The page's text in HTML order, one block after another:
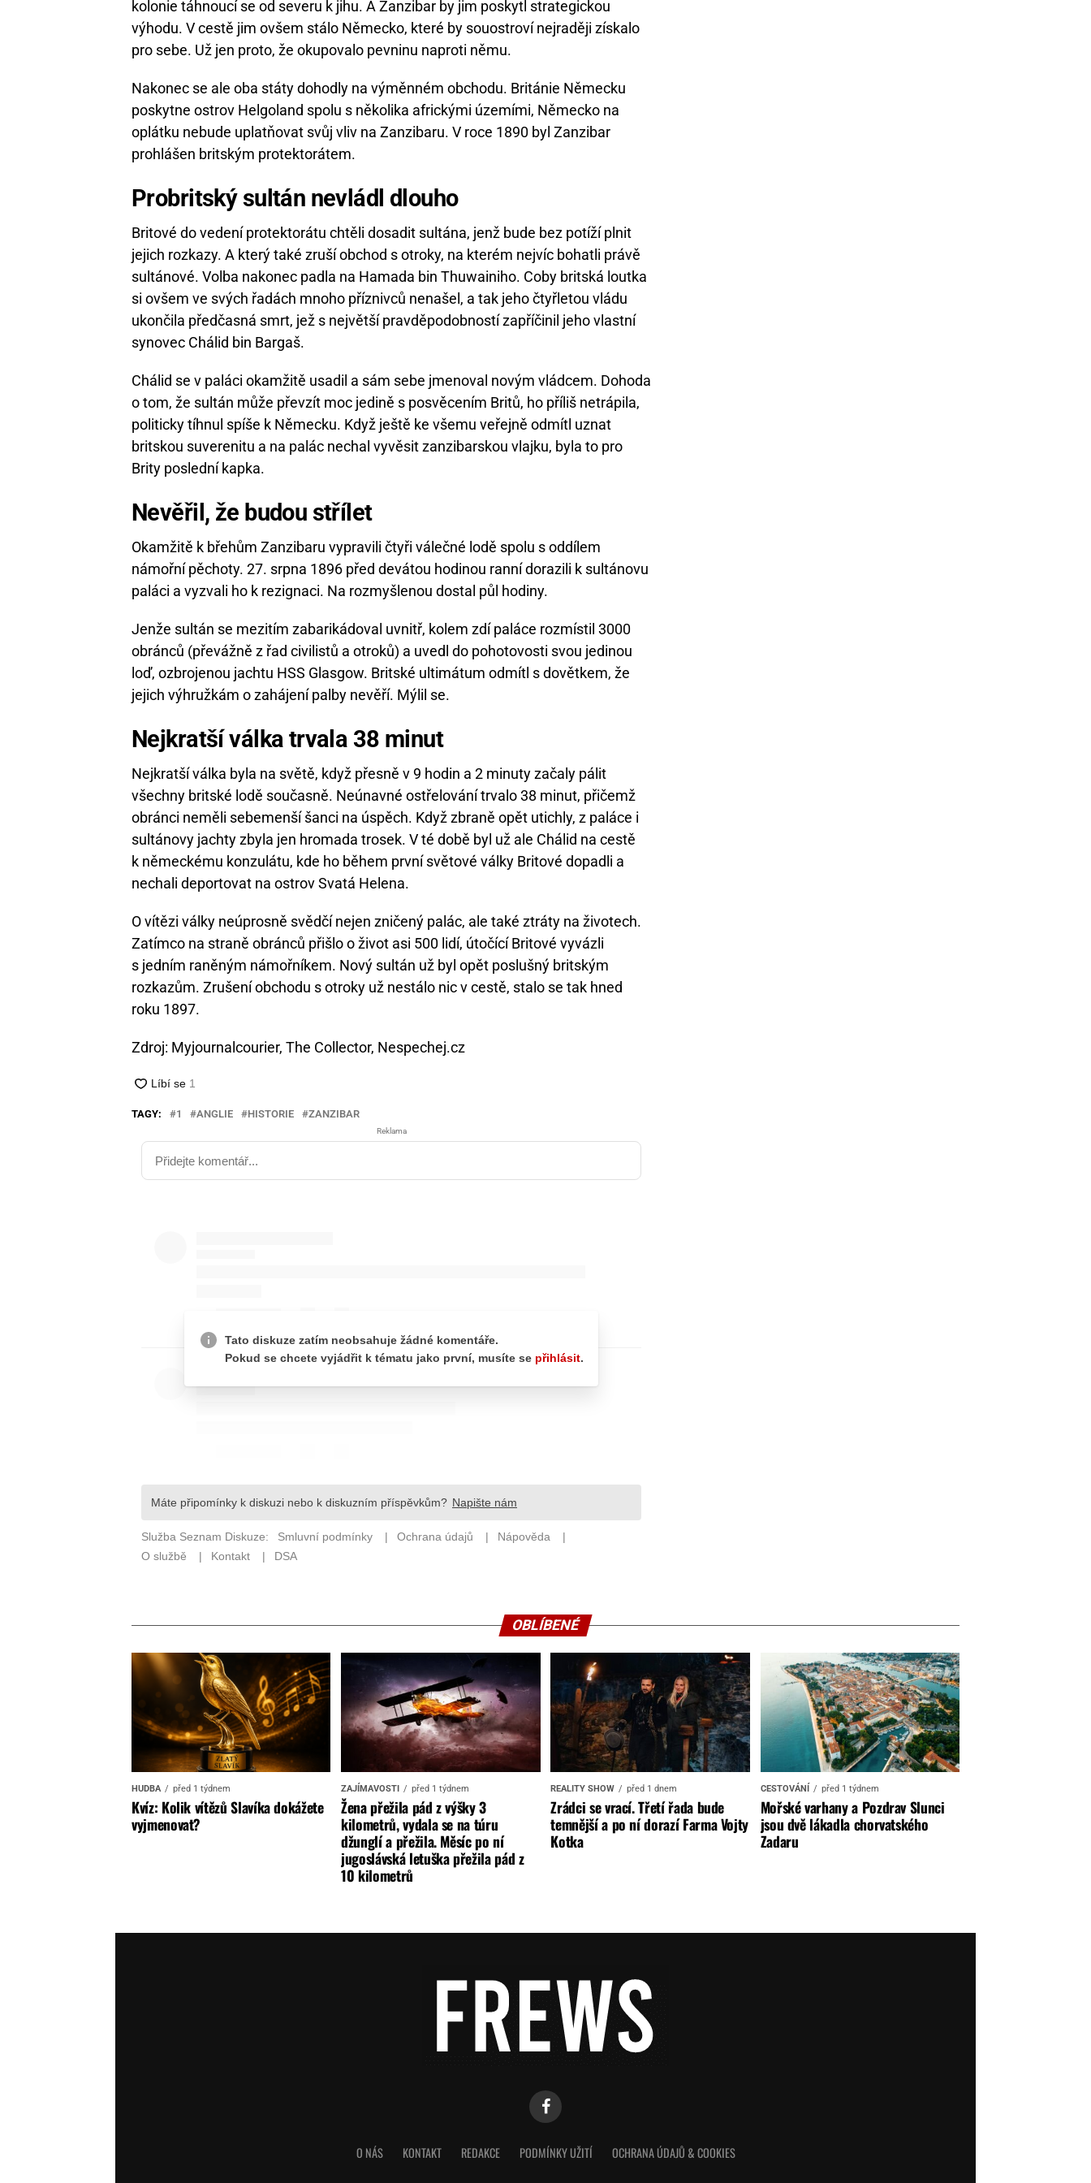
kolonie táhnoucí se od severu k jihu. A Zanzibar by jim poskytl strategickou
výhodu. V cestě jim ovšem stálo Německo, které by souostroví nejraději získalo
pro sebe. Už jen proto, že okupovalo pevninu naproti němu.
Nakonec se ale oba státy dohodly na výměnném obchodu. Británie Německu
poskytne ostrov Helgoland spolu s několika africkými územími, Německo na
oplátku nebude uplatňovat svůj vliv na Zanzibaru. V roce 1890 byl Zanzibar
prohlášen britským protektorátem.
Probritský sultán nevládl dlouho
Britové do vedení protektorátu chtěli dosadit sultána, jenž bude bez potíží plnit
jejich rozkazy. A který také zruší obchod s otroky, na kterém nejvíc bohatli právě
sultánové. Volba nakonec padla na Hamada bin Thuwainiho. Coby britská loutka
si ovšem ve svých řadách mnoho příznivců nenašel, a tak jeho čtyřletou vládu
ukončila předčasná smrt, jež s největší pravděpodobností zapříčinil jeho vlastní
synovec Chálid bin Bargaš.
Chálid se v paláci okamžitě usadil a sám sebe jmenoval novým vládcem. Dohoda
o tom, že sultán může převzít moc jedině s posvěcením Britů, ho příliš netrápila,
politicky tíhnul spíše k Německu. Když ještě ke všemu veřejně odmítl uznat
britskou suverenitu a na palác nechal vyvěsit zanzibarskou vlajku, byla to pro
Brity poslední kapka.
Nevěřil, že budou střílet
Okamžitě k břehům Zanzibaru vypravili čtyři válečné lodě spolu s oddílem
námořní pěchoty. 27. srpna 1896 před devátou hodinou ranní dorazili k sultánovu
paláci a vyzvali ho k rezignaci. Na rozmyšlenou dostal půl hodiny.
Jenže sultán se mezitím zabarikádoval uvnitř, kolem zdí paláce rozmístil 3000
obránců (převážně z řad civilistů a otroků) a uvedl do pohotovosti svou jedinou
loď, ozbrojenou jachtu HSS Glasgow. Britské ultimátum odmítl s dovětkem, že
jejich výhružkám o zahájení palby nevěří. Mýlil se.
Nejkratší válka trvala 38 minut
Nejkratší válka byla na světě, když přesně v 9 hodin a 2 minuty začaly pálit
všechny britské lodě současně. Neúnavné ostřelování trvalo 38 minut, přičemž
obránci neměli sebemenší šanci na úspěch. Když zbraně opět utichly, z paláce i
sultánovy jachty zbyla jen hromada trosek. V té době byl už ale Chálid na cestě
k německému konzulátu, kde ho během první světové války Britové dopadli a
nechali deportovat na ostrov Svatá Helena.
O vítězi války neúprosně svědčí nejen zničený palác, ale také ztráty na životech.
Zatímco na straně obránců přišlo o život asi 500 lidí, útočící Britové vyvázli
s jedním raněným námořníkem. Nový sultán už byl opět poslušný britským
rozkazům. Zrušení obchodu s otroky už nestálo nic v cestě, stalo se tak hned
roku 1897.
Zdroj: Myjournalcourier, The Collector, Nespechej.cz
TAGY: 1 ANGLIE HISTORIE ZANZIBAR
Reklama
OBLÍBENÉ
HUDBA před 1 týdnem
Kvíz: Kolik vítězů Slavíka dokážete
vyjmenovat?
ZAJÍMAVOSTI před 1 týdnem
Žena přežila pád z výšky 3
kilometrů, vydala se na túru
džunglí a přežila. Měsíc po ní
jugoslávská letuška přežila pád z
10 kilometrů
REALITY SHOW před 1 dnem
Zrádci se vrací. Třetí řada bude
temnější a po ní dorazí Farma Vojty
Kotka
CESTOVÁNÍ před 1 týdnem
Mořské varhany a Pozdrav Slunci
jsou dvě lákadla chorvatského
Zadaru
O NÁS KONTAKT REDAKCE PODMÍNKY UŽITÍ OCHRANA ÚDAJŮ & COOKIES